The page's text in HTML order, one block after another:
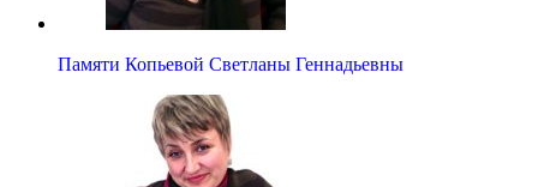
Памяти Копьевой Светланы Геннадьевны